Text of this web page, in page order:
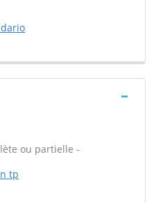
ou partielle -
tp